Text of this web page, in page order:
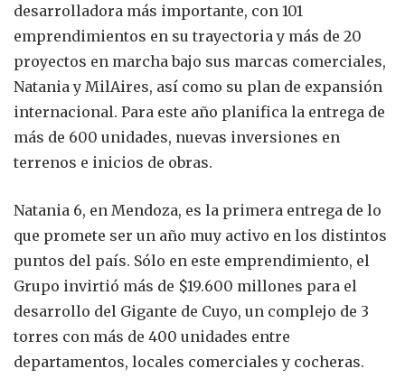
desarrolladora más importante, con 101
emprendimientos en su trayectoria y más de 20
proyectos en marcha bajo sus marcas comerciales,
Natania y MilAires, así como su plan de expansión
internacional. Para este año planifica la entrega de
más de 600 unidades, nuevas inversiones en
terrenos e inicios de obras.
Natania 6, en Mendoza, es la primera entrega de lo
que promete ser un año muy activo en los distintos
puntos del país. Sólo en este emprendimiento, el
Grupo invirtió más de $19.600 millones para el
desarrollo del Gigante de Cuyo, un complejo de 3
torres con más de 400 unidades entre
departamentos, locales comerciales y cocheras.